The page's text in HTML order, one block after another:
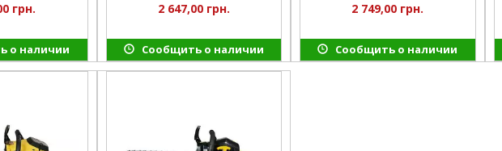
грн.
о наличии
2 647,00 грн.
Сообщить о наличии
2 749,00 грн.
Сообщить о наличии